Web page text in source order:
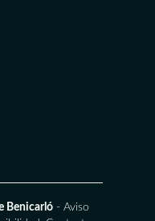
Benicarló - Aviso